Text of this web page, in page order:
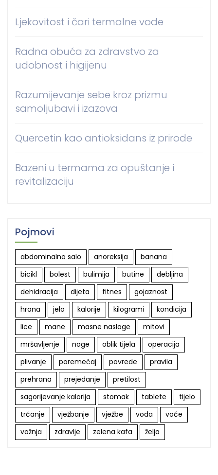
Ljekovitost i čari termalne vode
Radna obuća za zdravstvo za
udobnost i higijenu
Razumijevanje sebe kroz prizmu
samoljubavi i izazova
Quercetin kao antioksidans iz prirode
Bazeni u termama za opuštanje i
revitalizaciju
Pojmovi
abdominalno salo anoreksija
banana
bicikl
bolest bulimija butine
debljina
dehidracija
dijeta fitnes
gojaznost
hrana
jelo kalorije kilogrami
kondicija
lice
mane masne naslage
mitovi
mršavljenje
noge oblik tijela
operacija
plivanje
poremećaj povrede
pravila
prehrana
prejedanje
pretilost
sagorijevanje kalorija
stomak tablete
tijelo
trčanje
vježbanje vježbe voda
voće
vožnja
zdravlje zelena kafa želja